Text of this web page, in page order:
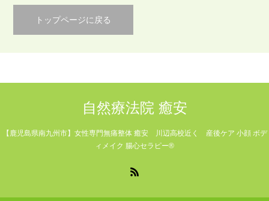
トップページに戻る
自然療法院 癒安
【鹿児島県南九州市】女性専門無痛整体 癒安 川辺高校近く 産後ケア 小顔 ボデ
ィメイク 腸心セラピー®